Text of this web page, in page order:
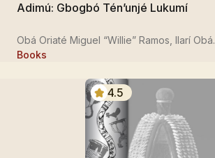
Adimú: Gbogbó Tén’unjé Lukumí
Obá Oriaté Miguel “Willie” Ramos, Ilarí Obá.
Books
4.5